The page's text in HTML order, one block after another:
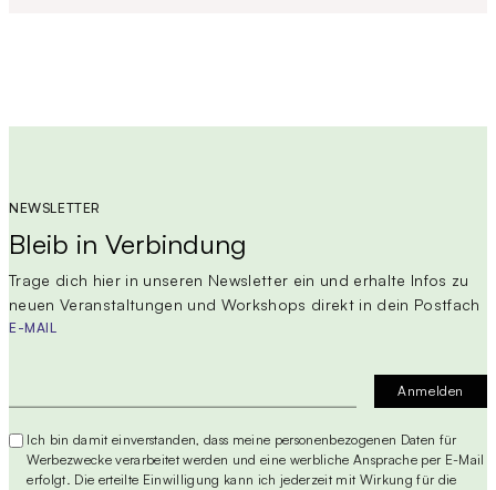
NEWSLETTER
Bleib in Verbindung
Trage dich hier in unseren Newsletter ein und erhalte Infos zu
neuen Veranstaltungen und Workshops direkt in dein Postfach
E-MAIL
Ich bin damit einverstanden, dass meine personenbezogenen Daten für
Werbezwecke verarbeitet werden und eine werbliche Ansprache per E-Mail
erfolgt. Die erteilte Einwilligung kann ich jederzeit mit Wirkung für die